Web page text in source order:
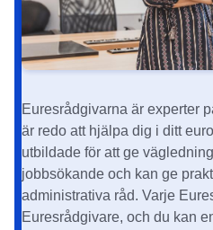
Euresrådgivarna är experter
är redo att hjälpa dig i ditt
utbildade för att ge
jobbsökande och kan ge
administrativa råd. Varje
Euresrådgivare, och du kan